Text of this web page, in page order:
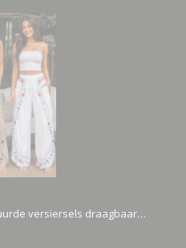
versiersels draagbaar…